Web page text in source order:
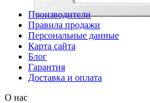
Производители
Правила продажи
Персональные данные
Карта сайта
Блог
Гарантия
Доставка и оплата
О нас